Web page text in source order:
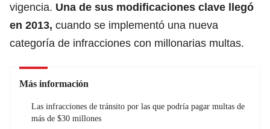
vigencia. Una de sus modificaciones clave llegó
en 2013, cuando se implementó una nueva
categoría de infracciones con millonarias multas.
Más información
Las infracciones de tránsito por las que podría pagar multas de
más de $30 millones